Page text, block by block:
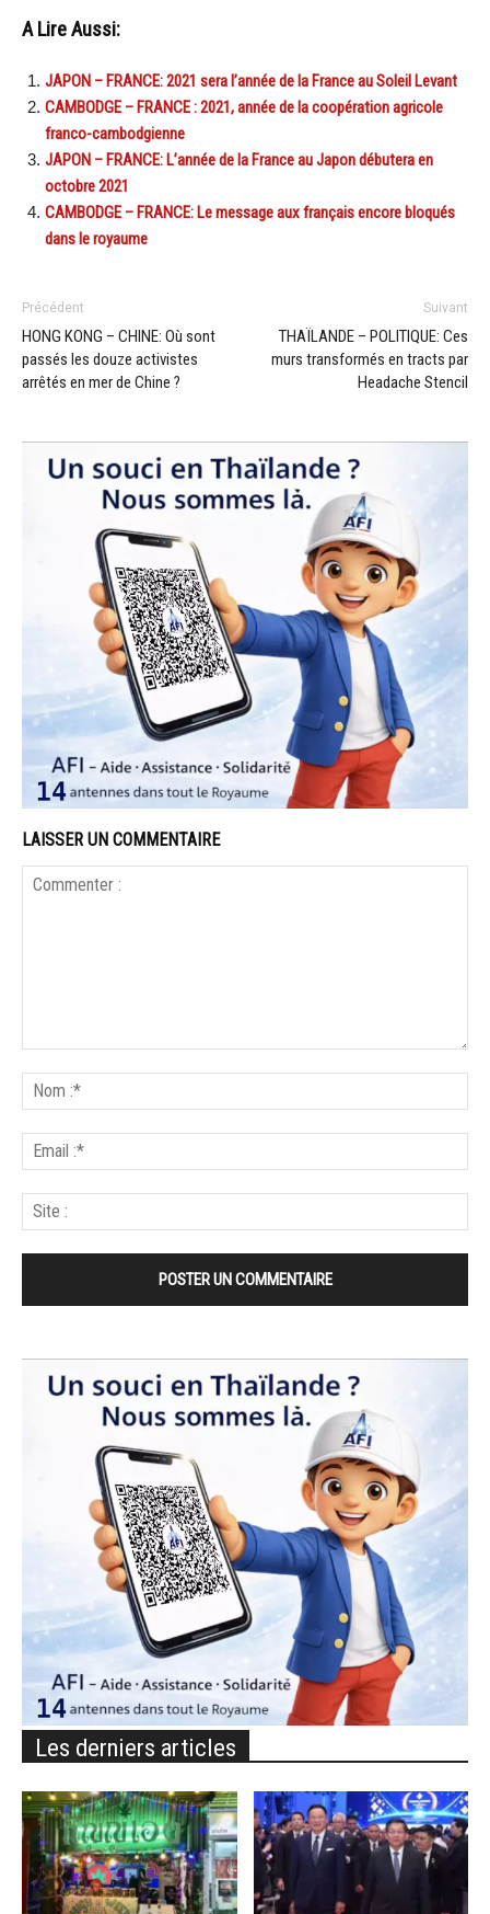
A Lire Aussi:
JAPON – FRANCE: 2021 sera l’année de la France au Soleil Levant
CAMBODGE – FRANCE : 2021, année de la coopération agricole
franco-cambodgienne
JAPON – FRANCE: L’année de la France au Japon débutera en
octobre 2021
CAMBODGE – FRANCE: Le message aux français encore bloqués
dans le royaume
Précédent
HONG KONG – CHINE: Où sont
passés les douze activistes
arrêtés en mer de Chine ?
Suivant
THAÏLANDE – POLITIQUE: Ces
murs transformés en tracts par
Headache Stencil
LAISSER UN COMMENTAIRE
Les derniers articles